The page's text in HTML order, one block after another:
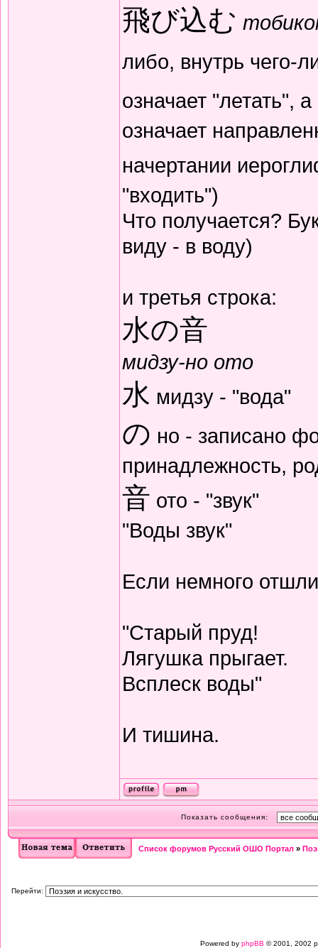
飛び込む
либо, внутрь чего-
означает "летать",
означает
начертании
"входить")
Что получается?
виду - в воду)
и третья строка:
水の音
мидзу-но ото
水 мидзу - "вода"
の но - записано
принадлежность,
音 ото - "звук"
"Воды звук"
Если немного
"Старый пруд!
Лягушка прыгает.
Всплеск воды"
И тишина.
Показать сообщения:
Список форумов Русский ОШО Портал »
Перейти:
Powered by phpBB © 2001, 2002